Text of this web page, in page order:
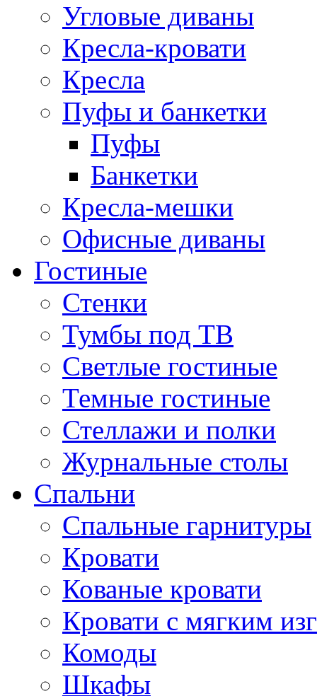
Угловые диваны
Кресла-кровати
Кресла
Пуфы и банкетки
Пуфы
Банкетки
Кресла-мешки
Офисные диваны
Гостиные
Стенки
Тумбы под ТВ
Светлые гостиные
Темные гостиные
Стеллажи и полки
Журнальные столы
Спальни
Спальные гарнитуры
Кровати
Кованые кровати
Кровати с мягким
Комоды
Шкафы